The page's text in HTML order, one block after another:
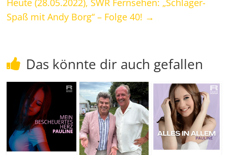
Heute (28.05.2022), SWR Fernsehen: „Schlager-
Spaß mit Andy Borg“ – Folge 40! →
Das könnte dir auch gefallen